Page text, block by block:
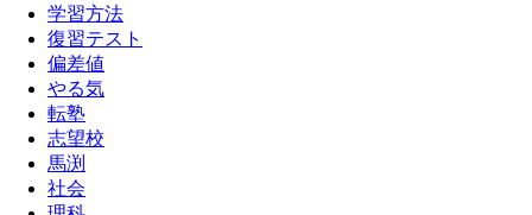
学習方法
復習テスト
偏差値
やる気
転塾
志望校
馬渕
社会